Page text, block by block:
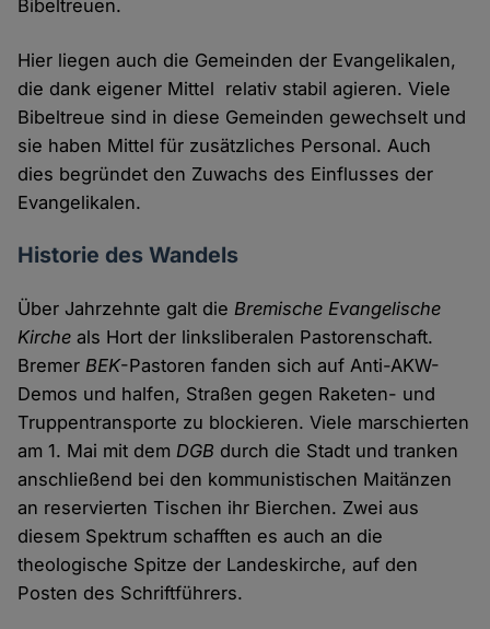
Bibeltreuen.
Hier liegen auch die Gemeinden der Evangelikalen,
die dank eigener Mittel relativ stabil agieren. Viele
Bibeltreue sind in diese Gemeinden gewechselt und
sie haben Mittel für zusätzliches Personal. Auch
dies begründet den Zuwachs des Einflusses der
Evangelikalen.
Historie des Wandels
Über Jahrzehnte galt dieBremische Evangelische
Kirche als Hort der linksliberalen Pastorenschaft.
BremerBEK-Pastoren fanden sich auf Anti-AKW-
Demos und halfen, Straßen gegen Raketen- und
Truppentransporte zu blockieren. Viele marschierten
am 1. Mai mit demDGB durch die Stadt und tranken
anschließend bei den kommunistischen Maitänzen
an reservierten Tischen ihr Bierchen. Zwei aus
diesem Spektrum schafften es auch an die
theologische Spitze der Landeskirche, auf den
Posten des Schriftführers.